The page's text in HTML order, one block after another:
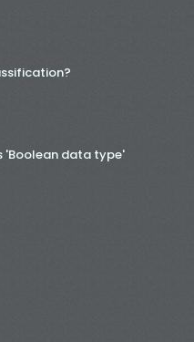
'Boolean data type'